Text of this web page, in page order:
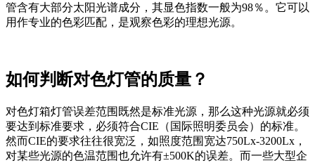
管含有大部分太阳光谱成分，其显色指数一般为98％。它可以
用作专业的色彩匹配，是观察色彩的理想光源。
如何判断对色灯管的质量？
对色灯箱灯管误差范围既然是标准光源，那么这种光源就必须
要达到标准要求，必须符合CIE（国际照明委员会）的标准。
然而CIE的要求往往很宽泛，如照度范围宽达750Lx-3200Lx，
对某些光源的色温范围也允许有±500K的误差。而一些大型企